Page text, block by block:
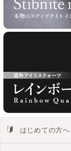
はじめての方へ